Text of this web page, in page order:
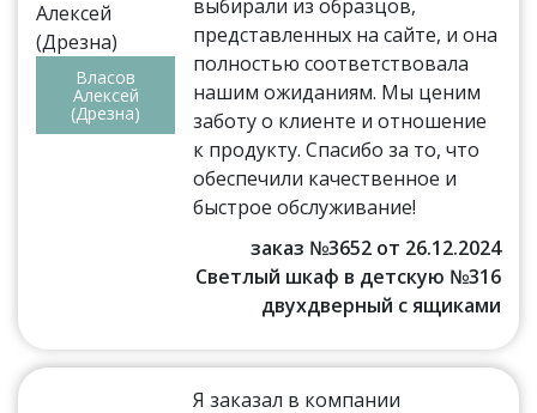
Власов
Алексей
(Дрезна)
выбирали из образцов,
представленных на сайте, и она
полностью соответствовала
нашим ожиданиям. Мы ценим
заботу о клиенте и отношение
к продукту. Спасибо за то, что
обеспечили качественное и
быстрое обслуживание!
заказ №3652 от 26.12.2024
Светлый шкаф в детскую №316
двухдверный с ящиками
Я заказал в компании